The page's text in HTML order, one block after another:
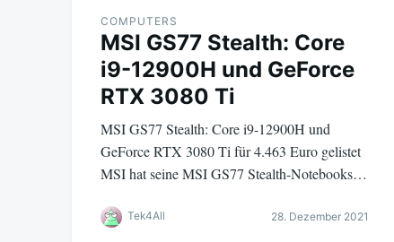
COMPUTERS
MSI GS77 Stealth: Core
i9-12900H und GeForce
RTX 3080 Ti
MSI GS77 Stealth: Core i9-12900H und
GeForce RTX 3080 Ti für 4.463 Euro gelistet
MSI hat seine MSI GS77 Stealth-Notebooks…
Tek4All 28. Dezember 2021